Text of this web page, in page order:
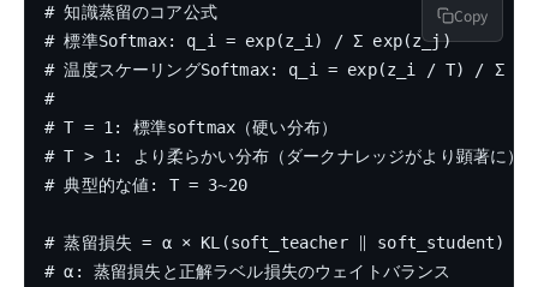
# 知識蒸留のコア公式
# 標準Softmax: q_i = exp(z_i) / Σ exp(z_j)
# 温度スケーリングSoftmax: q_i = exp(z_i / T) / Σ
#
# T = 1: 標準softmax（硬い分布）
# T > 1: より柔らかい分布（ダークナレッジがより顕著に）
# 典型的な値: T = 3~20
# 蒸留損失 = α × KL(soft_teacher ∥ soft_student)
Copy